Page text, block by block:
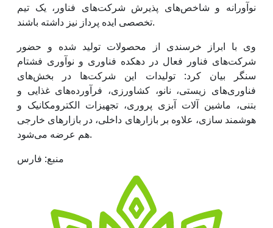
نوآورانه و شاخص‌های پذیرش شرکت‌های فناور، یک تیم
تخصصی ایده پرداز نیز داشته باشند.
وی با ابراز خرسندی از محصولات تولید شده و حضور
شرکت‌های فناور فعال در دهکده فناوری و نوآوری فشتام
سنگر بیان کرد: تولیدات این شرکت‌ها در بخش‌های
فناوری‌های زیستی، نانو، کشاورزی، فرآورده‌های غذایی و
بتنی، ماشین آلات آبزی پروری، تجهیزات الکترومکانیک و
هوشمند سازی، علاوه بر بازار‌های داخلی، در بازار‌های خارجی
هم عرضه می‌شود.
منبع: فارس